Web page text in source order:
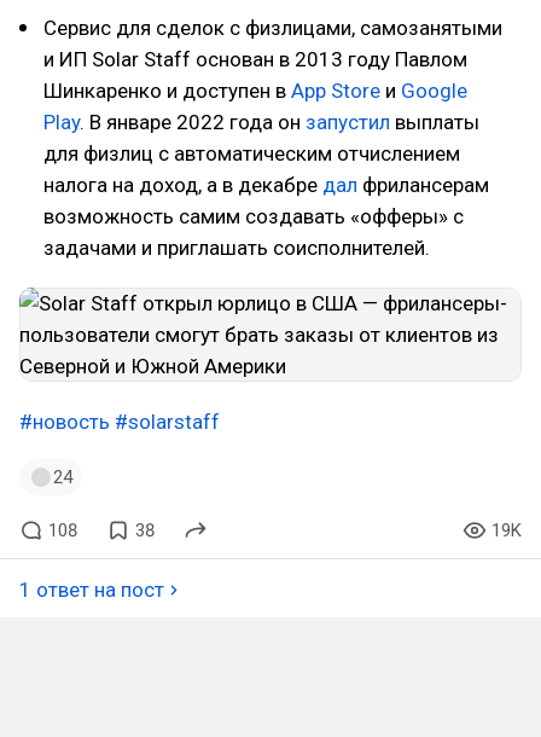
Сервис для сделок с физлицами, самозанятыми
и ИП Solar Staff основан в 2013 году Павлом
Шинкаренко и доступен в App Store и Google
Play. В январе 2022 года он запустил выплаты
для физлиц с автоматическим отчислением
налога на доход, а в декабре дал фрилансерам
возможность самим создавать «офферы» с
задачами и приглашать соисполнителей.
#новость #solarstaff
24
108 38 19K
1 ответ на пост